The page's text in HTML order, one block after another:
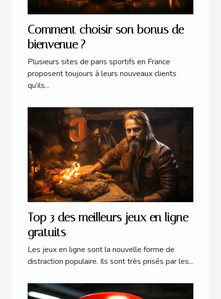
Comment choisir son bonus de
bienvenue ?
Plusieurs sites de paris sportifs en France
proposent toujours à leurs nouveaux clients
qu’ils...
Top 3 des meilleurs jeux en ligne
gratuits
Les jeux en ligne sont la nouvelle forme de
distraction populaire. Ils sont très prisés par les...